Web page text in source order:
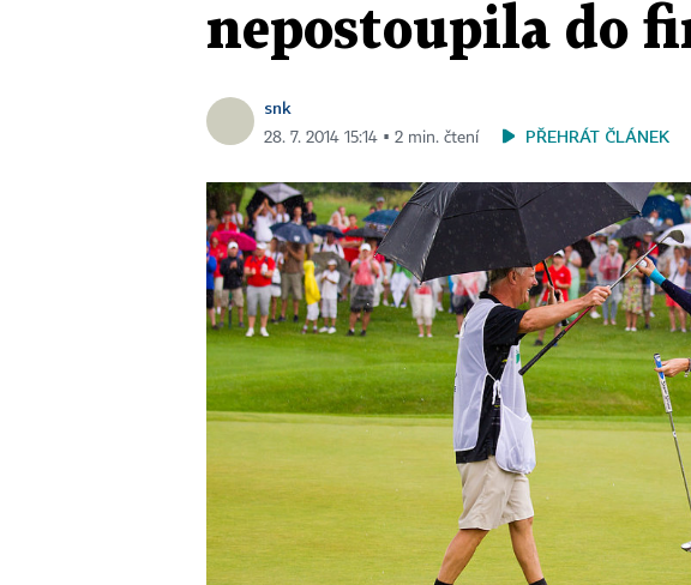
nepostoupila do
snk
28. 7. 2014 15:14 ▪ 2 min. čtení PŘEHRÁT ČLÁNEK